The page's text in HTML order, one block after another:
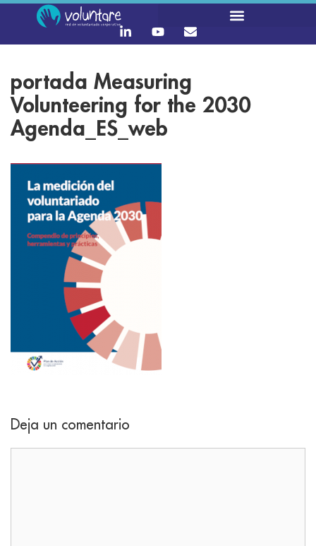
portada Measuring
Volunteering for the 2030
Agenda_ES_web
Deja un comentario